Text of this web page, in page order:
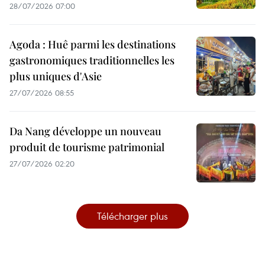
28/07/2026 07:00
Agoda : Huê parmi les destinations
gastronomiques traditionnelles les
plus uniques d'Asie
27/07/2026 08:55
Da Nang développe un nouveau
produit de tourisme patrimonial
27/07/2026 02:20
Télécharger plus